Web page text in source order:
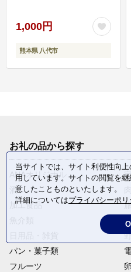
1,000円
熊本県 八代市
お礼の品から探す
ANAオリジナル
酒
加工食品
パン・菓子類
フルーツ
当サイトでは、サイト利便性向
用しています。サイトの閲覧を
意したことものといたします。
詳細についてはプライバシーポリ